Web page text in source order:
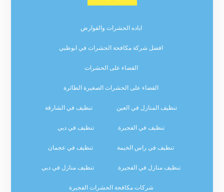
اباده الحشرات والقوارض
افضل شركة مكافحة الحشرات في ابوظبي
القضاء على الحشرات
القضاء على الحشرات الصغيرة الطائرة
تنظيف المنازل في العين تنظيف في الشارقة
تنظيف في الفجيرة تنظيف في دبي
تنظيف في راس الخيمة تنظيف في عجمان
تنظيف منازل في الفجيرة تنظيف منازل في دبي
شركات مكافحة الحشرات الفجيرة